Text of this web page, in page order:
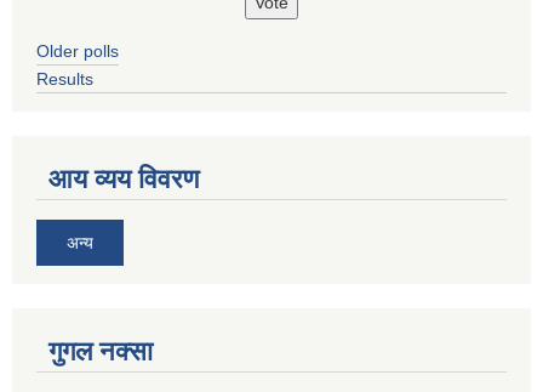
Older polls
Results
आय व्यय विवरण
अन्य
गुगल नक्सा